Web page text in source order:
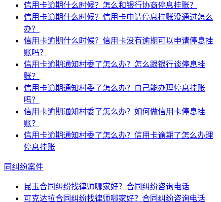
信用卡逾期什么时候？怎么和银行协商停息挂账？
信用卡逾期什么时候？信用卡申请停息挂账没通过怎么
办？
信用卡逾期什么时候？信用卡没有逾期可以申请停息挂
账吗？
信用卡逾期通知村委了怎么办？怎么跟银行谈停息挂
账？
信用卡逾期通知村委了怎么办？自己能办理停息挂账
吗？
信用卡逾期通知村委了怎么办？如何做信用卡停息挂
账？
信用卡逾期通知村委了怎么办？信用卡逾期了怎么办理
停息挂账
同纠纷案件
昆玉合同纠纷找律师哪家好？合同纠纷咨询电话
可克达拉合同纠纷找律师哪家好？合同纠纷咨询电话